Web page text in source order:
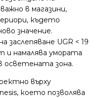
в магазини,
където
значение.
заслепяване UGR < 19
и намалява умората
осветената зона.
върху
което позволява